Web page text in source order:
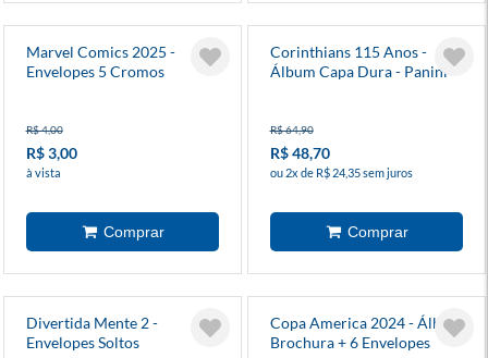
Marvel Comics 2025 -
Envelopes 5 Cromos
R$ 4,00
R$ 3,00
à vista
Corinthians 115 Anos -
Álbum Capa Dura - Panini
R$ 64,90
R$ 48,70
ou 2x de R$ 24,35 sem juros
Divertida Mente 2 -
Envelopes Soltos
Copa America 2024 - Álbum
Brochura + 6 Envelopes